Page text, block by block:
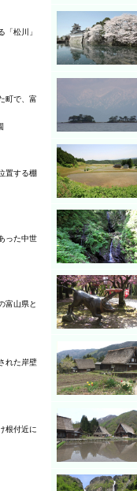
松川」
町で、富
置する棚
った中世
富山県と
れた岸壁
根付近に